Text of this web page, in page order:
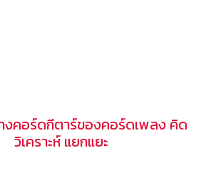
งคอร์ดกีตาร์ของคอร์ดเพลง คิด
วิเคราะห์ แยกแยะ